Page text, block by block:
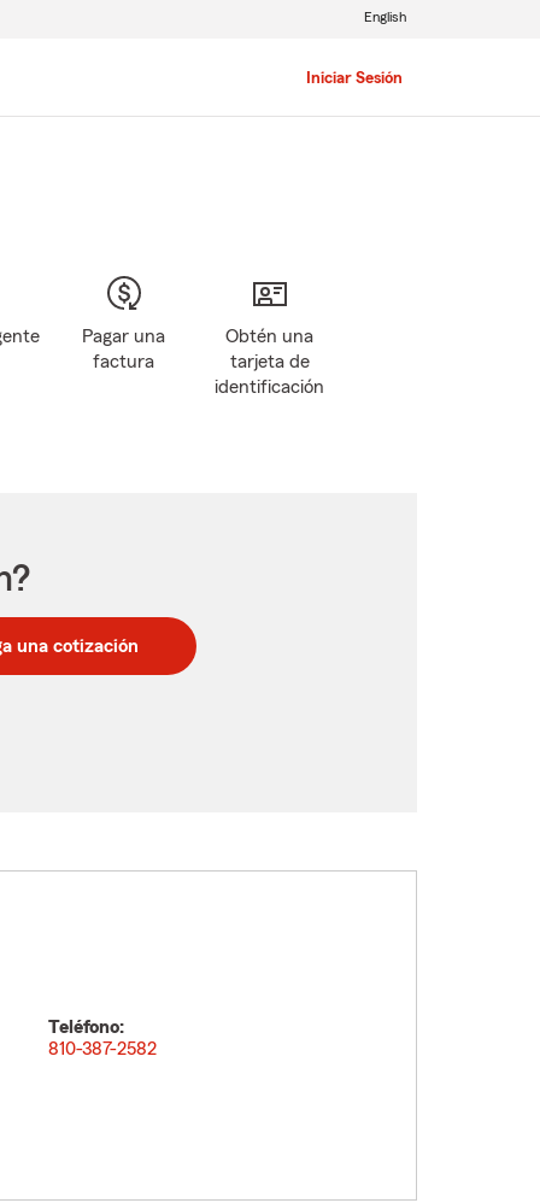
Iniciar Sesión
English
Pagar una
factura
Obtén una
tarjeta de
identificación
una cotización
Teléfono:
810-387-2582